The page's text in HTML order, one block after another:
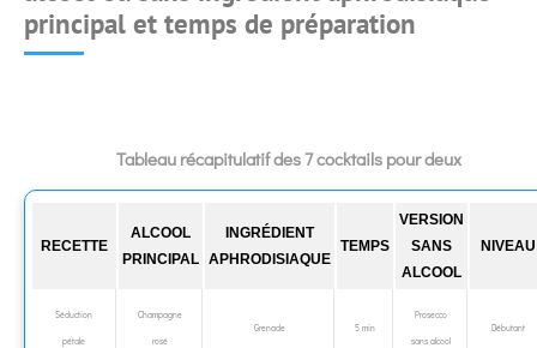
principal et temps de préparation
Tableau récapitulatif des 7 cocktails pour deux
RECETTE
ALCOOL
PRINCIPAL
INGRÉDIENT
APHRODISIAQUE
TEMPS
VERSION
SANS
ALCOOL
NIVEAU
Séduction
pétale
Champagne
rosé
Grenade 5 min
Prosecco
sans alcool
Débutant